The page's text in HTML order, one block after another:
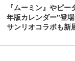
『ムーミン』やピ
年版カレンダー”登
サンリオコラボも新